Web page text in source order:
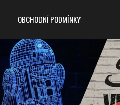
OBCHODNÍ PODMÍNKY